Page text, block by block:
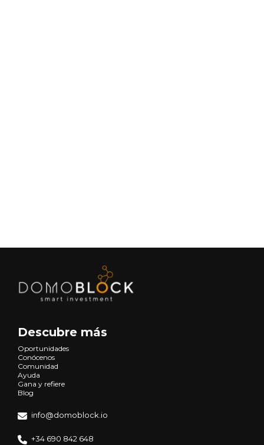
Descubre más
Oportunidades
Conócenos
Comunidad
Ayuda
Gana y refiere
Blog
info@domoblock.io
+34 690 842 648